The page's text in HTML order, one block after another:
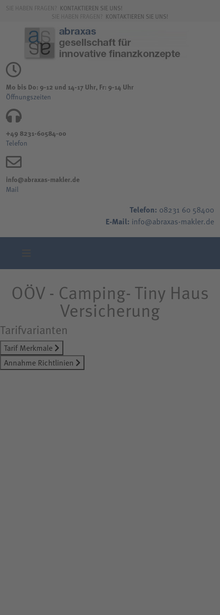
SIE HABEN FRAGEN? KONTAKTIEREN SIE UNS!
SIE HABEN FRAGEN? KONTAKTIEREN SIE UNS!
Mo bis Do: 9-12 und 14-17 Uhr, Fr: 9-14 Uhr
Öffnungszeiten
+49 8231-60584-00
Telefon
info@abraxas-makler.de
Mail
Telefon: 08231 60 58400
E-Mail: info@abraxas-makler.de
OÖV - Camping- Tiny Haus
Versicherung
Tarifvarianten
Tarif Merkmale
Annahme Richtlinien